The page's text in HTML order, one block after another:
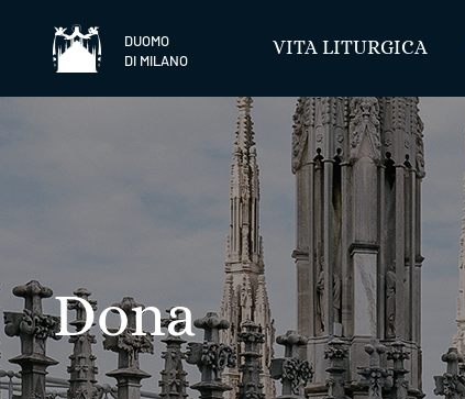
DUOMO
DI MILANO
VITA LITURGICA
Dona